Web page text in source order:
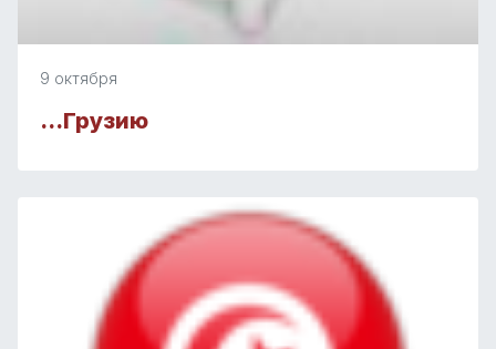
9 октября
…Грузию